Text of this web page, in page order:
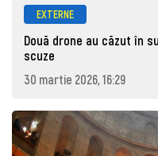
EXTERNE
Două drone au căzut în
scuze
30 martie 2026, 16:29